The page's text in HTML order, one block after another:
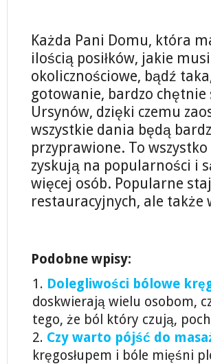
Każda Pani Domu, która
ilością posiłków, jakie
okolicznościowe, bądź
gotowanie, bardzo chętnie
Ursynów, dzięki czemu
wszystkie dania będą
przyprawione. To
zyskują na popularności i
więcej osób. Popularne
restauracyjnych, ale także
Podobne wpisy:
Dolegliwości bólowe
doskwierają wielu osobom,
tego, że ból który czują,
Czy warto pójść do
kręgosłupem i bóle mięśni